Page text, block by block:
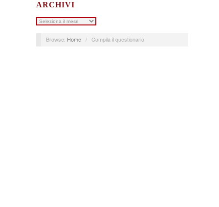
ARCHIVI
Archivi
Browse: Home / Compila il questionario